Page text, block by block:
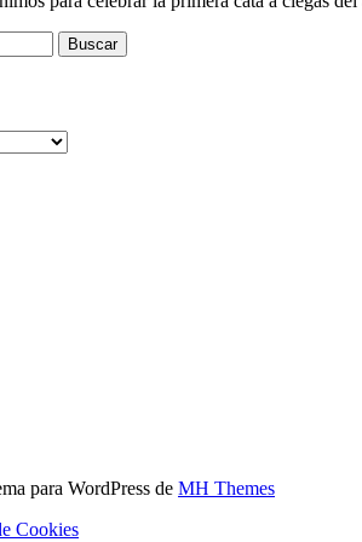
para WordPress de MH Themes
Cookies